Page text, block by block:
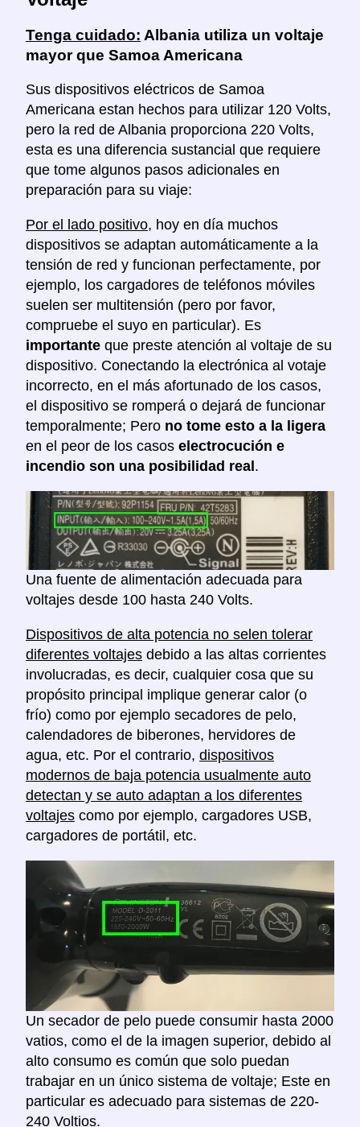
Tenga cuidado: Albania utiliza un voltaje
mayor que Samoa Americana
Sus dispositivos eléctricos de Samoa
Americana estan hechos para utilizar 120 Volts,
pero la red de Albania proporciona 220 Volts,
esta es una diferencia sustancial que requiere
que tome algunos pasos adicionales en
preparación para su viaje:
Por el lado positivo, hoy en día muchos
dispositivos se adaptan automáticamente a la
tensión de red y funcionan perfectamente, por
ejemplo, los cargadores de teléfonos móviles
suelen ser multitensión (pero por favor,
compruebe el suyo en particular). Es
importante que preste atención al voltaje de su
dispositivo. Conectando la electrónica al votaje
incorrecto, en el más afortunado de los casos,
el dispositivo se romperá o dejará de funcionar
temporalmente; Pero no tome esto a la ligera
en el peor de los casos electrocución e
incendio son una posibilidad real .
Una fuente de alimentación adecuada para
voltajes desde 100 hasta 240 Volts.
Dispositivos de alta potencia no selen tolerar
diferentes voltajes debido a las altas corrientes
involucradas, es decir, cualquier cosa que su
propósito principal implique generar calor (o
frío) como por ejemplo secadores de pelo,
calendadores de biberones, hervidores de
agua, etc. Por el contrario, dispositivos
modernos de baja potencia usualmente auto
detectan y se auto adaptan a los diferentes
voltajes como por ejemplo, cargadores USB,
cargadores de portátil, etc.
Un secador de pelo puede consumir hasta 2000
vatios, como el de la imagen superior, debido al
alto consumo es común que solo puedan
trabajar en un único sistema de voltaje; Este en
particular es adecuado para sistemas de 220-
240 Voltios.